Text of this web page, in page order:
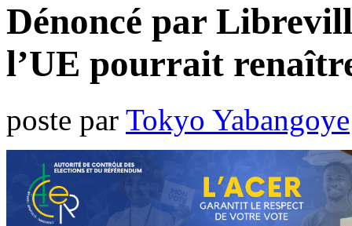
Dénoncé par
l’UE pourrait
poste par Tokyo Yabangoye